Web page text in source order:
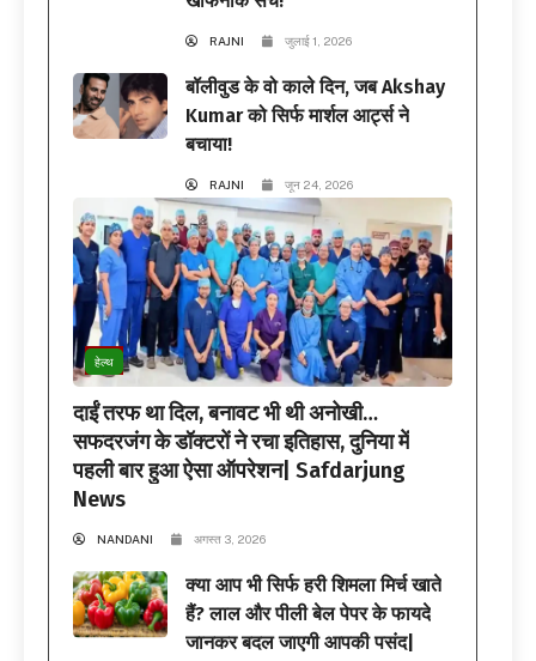
RAJNI जुलाई 1, 2026
बॉलीवुड के वो काले दिन, जब Akshay
Kumar को सिर्फ मार्शल आर्ट्स ने
बचाया!
RAJNI जून 24, 2026
हेल्थ
दाईं तरफ था दिल, बनावट भी थी अनोखी…
सफदरजंग के डॉक्टरों ने रचा इतिहास, दुनिया में
पहली बार हुआ ऐसा ऑपरेशन| Safdarjung
News
NANDANI अगस्त 3, 2026
क्या आप भी सिर्फ हरी शिमला मिर्च खाते
हैं? लाल और पीली बेल पेपर के फायदे
जानकर बदल जाएगी आपकी पसंद|